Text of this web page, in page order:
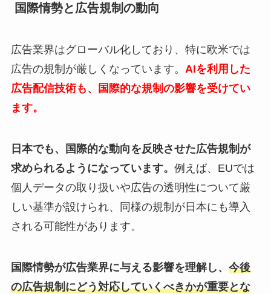
国際情勢と広告規制の動向
広告業界はグローバル化しており、特に欧米では
広告の規制が厳しくなっています。 AIを利用した
広告配信技術も、国際的な規制の影響を受けてい
ます。
日本でも、国際的な動向を反映させた広告規制が
求められるようになっています。 例えば、EUでは
個人データの取り扱いや広告の透明性について厳
しい基準が設けられ、同様の規制が日本にも導入
される可能性があります。
国際情勢が広告業界に与える影響を理解し、 今後
の広告規制にどう対応していくべきかが重要とな